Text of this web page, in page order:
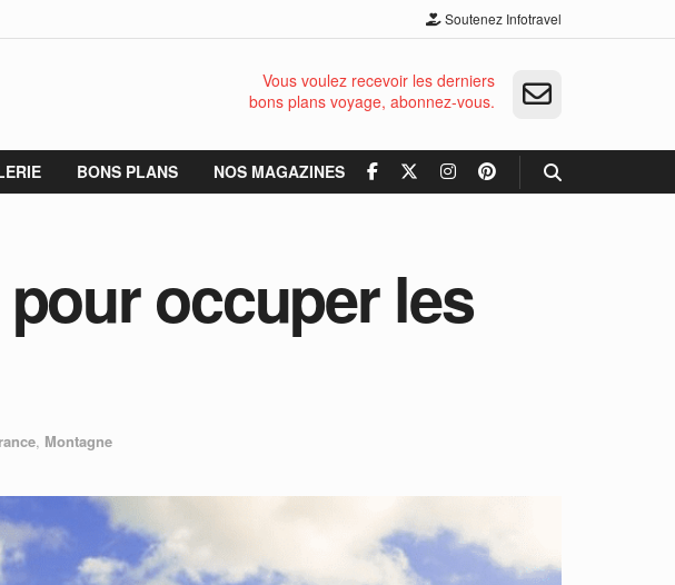
Soutenez Infotravel
Vous voulez recevoir les derniers
bons plans voyage, abonnez-vous.
BONS PLANS NOS MAGAZINES
occuper les
, Montagne